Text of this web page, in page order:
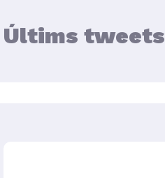
Últims tweets